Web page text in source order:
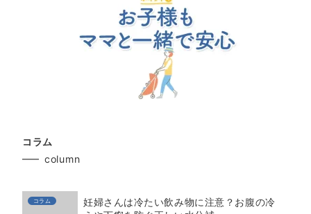
コラム
column
コラム
妊婦さんは冷たい飲み物に注意？お腹の冷